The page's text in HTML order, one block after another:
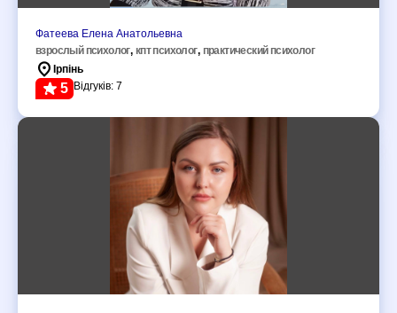
Фатеева Елена Анатольевна
взрослый психолог, кпт психолог, практический психолог
Ірпінь
5 Відгуків: 7